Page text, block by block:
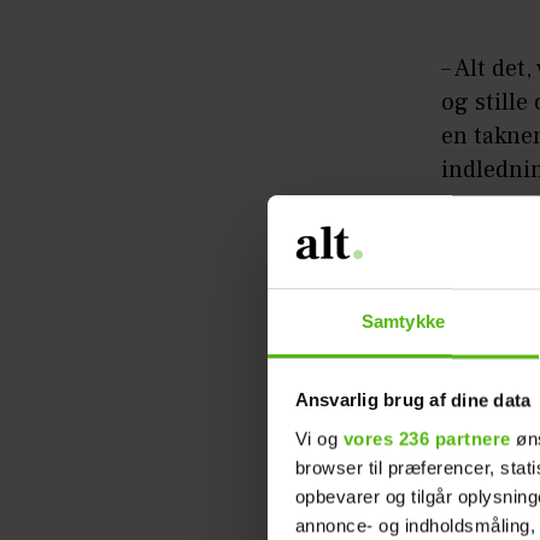
Samtykke
Ansvarlig brug af dine data
Vi og vores 236 partnere
browser til præferencer,
opbevarer og tilgår
annonce- og
– Alt
og stille
en
– Til at
de
hånden,
Til
og